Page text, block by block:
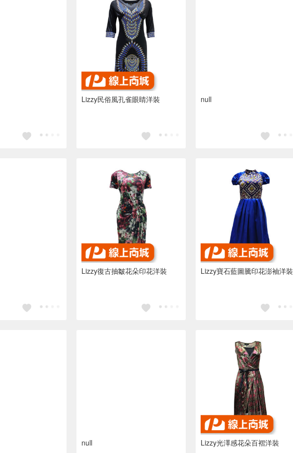
Lizzy民俗風孔雀眼睛洋裝 null
Lizzy復古抽皺花朵印花洋裝 Lizzy寶石藍圖騰印花澎袖洋裝
null Lizzy光澤感花朵百褶洋裝